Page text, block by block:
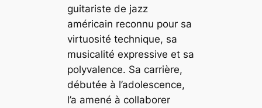
guitariste de jazz
américain reconnu pour sa
virtuosité technique, sa
musicalité expressive et sa
polyvalence. Sa carrière,
débutée à l’adolescence,
l’a amené à collaborer